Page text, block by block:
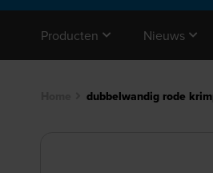
Producten Nieuws
dubbelwandig rode